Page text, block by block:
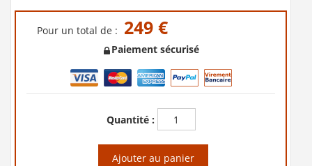
Pour un total de : 249 €
Paiement sécurisé
Quantité :
Ajouter au panier